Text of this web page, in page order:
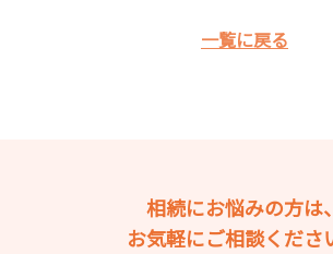
一覧に戻る
相続にお悩みの方は、
お気軽にご相談くださ